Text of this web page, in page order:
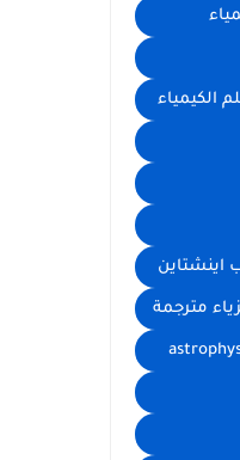
الكيمياء
اينشتاين
مترجمة